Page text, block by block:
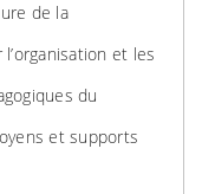
de la
et les
du
et supports